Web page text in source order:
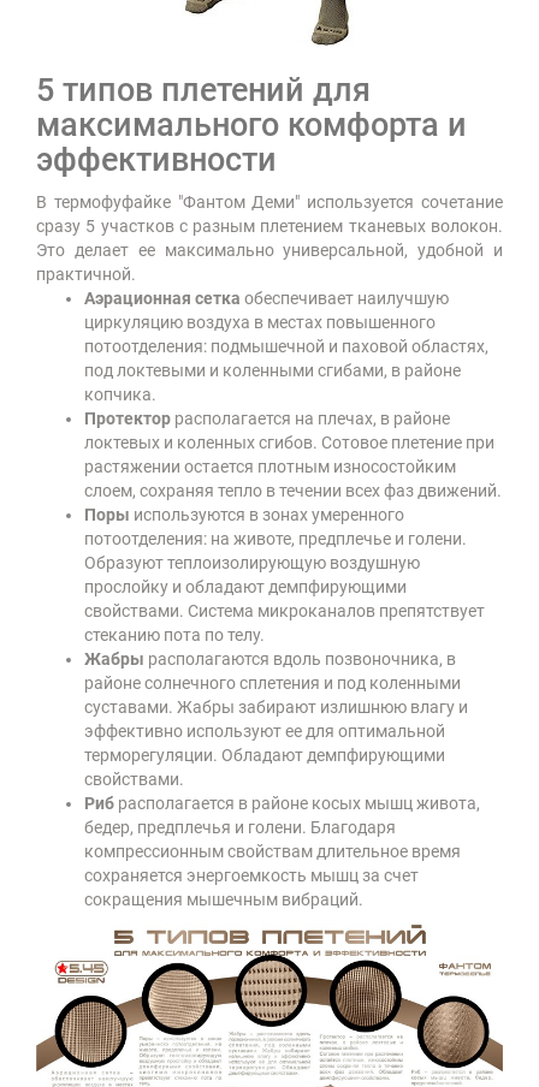
5 типов плетений для
максимального комфорта и
эффективности
В термофуфайке "Фантом Деми" используется сочетание
сразу 5 участков с разным плетением тканевых волокон.
Это делает ее максимально универсальной, удобной и
практичной.
Аэрационная сетка обеспечивает наилучшую
циркуляцию воздуха в местах повышенного
потоотделения: подмышечной и паховой областях,
под локтевыми и коленными сгибами, в районе
копчика.
Протектор располагается на плечах, в районе
локтевых и коленных сгибов. Сотовое плетение при
растяжении остается плотным износостойким
слоем, сохраняя тепло в течении всех фаз движений.
Поры используются в зонах умеренного
потоотделения: на животе, предплечье и голени.
Образуют теплоизолирующую воздушную
прослойку и обладают демпфирующими
свойствами. Система микроканалов препятствует
стеканию пота по телу.
Жабры располагаются вдоль позвоночника, в
районе солнечного сплетения и под коленными
суставами. Жабры забирают излишнюю влагу и
эффективно используют ее для оптимальной
терморегуляции. Обладают демпфирующими
свойствами.
Риб располагается в районе косых мышц живота,
бедер, предплечья и голени. Благодаря
компрессионным свойствам длительное время
сохраняется энергоемкость мышц за счет
сокращения мышечным вибраций.